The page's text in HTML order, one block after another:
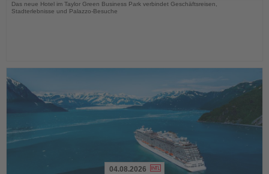
Das neue Hotel im Taylor Green Business Park verbindet Geschäftsreisen,
Stadterlebnisse und Palazzo-Besuche
04.08.2026